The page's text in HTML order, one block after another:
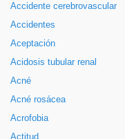
Accidente cerebrovascular
Accidentes
Aceptación
Acidosis tubular renal
Acné
Acné rosácea
Acrofobia
Actitud